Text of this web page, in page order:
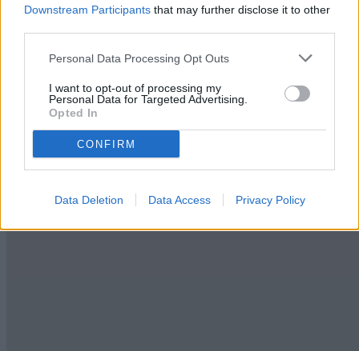
Downstream Participants that may further disclose it to other
Personal Data Processing Opt Outs
I want to opt-out of processing my
Personal Data for Targeted Advertising.
Opted In
CONFIRM
Data Deletion Data Access Privacy Policy
Servizi
Condizioni
In perfetto stato